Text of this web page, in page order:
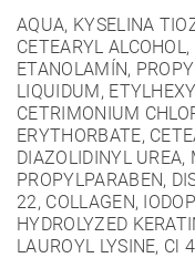
AQUA, KYSELINA
CETEARYL
ETANOLAMÍN,
LIQUIDUM,
CETRIMONIUM
ERYTHORBATE,
DIAZOLIDINYL UREA,
PROPYLPARABEN,
22, COLLAGEN,
HYDROLYZED
LAUROYL LYSINE, Cl